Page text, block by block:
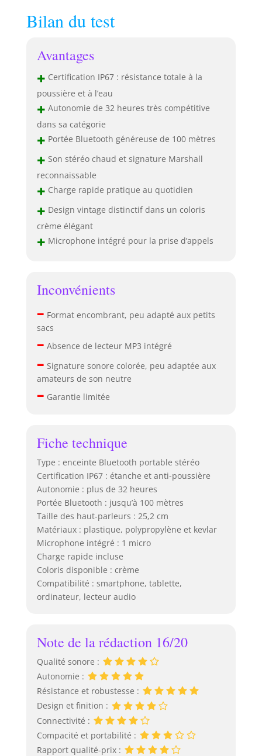
Bilan du test
Avantages
+ Certification IP67 : résistance totale à la
poussière et à l’eau
+ Autonomie de 32 heures très compétitive
dans sa catégorie
+ Portée Bluetooth généreuse de 100 mètres
+ Son stéréo chaud et signature Marshall
reconnaissable
+ Charge rapide pratique au quotidien
+ Design vintage distinctif dans un coloris
crème élégant
+ Microphone intégré pour la prise d’appels
Inconvénients
– Format encombrant, peu adapté aux petits
sacs
– Absence de lecteur MP3 intégré
– Signature sonore colorée, peu adaptée aux
amateurs de son neutre
– Garantie limitée
Fiche technique
Type : enceinte Bluetooth portable stéréo
Certification IP67 : étanche et anti-poussière
Autonomie : plus de 32 heures
Portée Bluetooth : jusqu’à 100 mètres
Taille des haut-parleurs : 25,2 cm
Matériaux : plastique, polypropylène et kevlar
Microphone intégré : 1 micro
Charge rapide incluse
Coloris disponible : crème
Compatibilité : smartphone, tablette,
ordinateur, lecteur audio
Note de la rédaction 16/20
Qualité sonore :
Autonomie :
Résistance et robustesse :
Design et finition :
Connectivité :
Compacité et portabilité :
Rapport qualité-prix :